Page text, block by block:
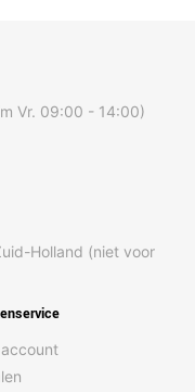
Vr. 09:00 - 14:00)
Holland (niet voor